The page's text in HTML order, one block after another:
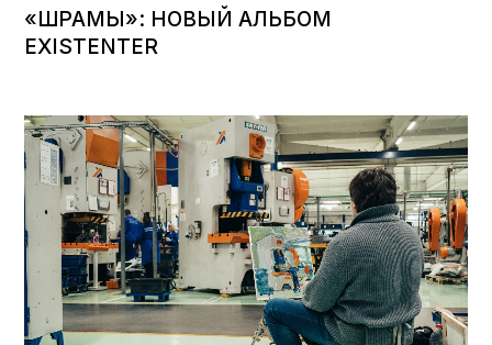
«ШРАМЫ»: НОВЫЙ АЛЬБОМ
EXISTENTER